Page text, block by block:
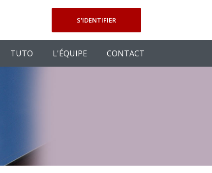
S'IDENTIFIER
TUTO L'ÉQUIPE CONTACT